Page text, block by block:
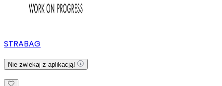
STRABAG
Nie zwlekaj z aplikacją!